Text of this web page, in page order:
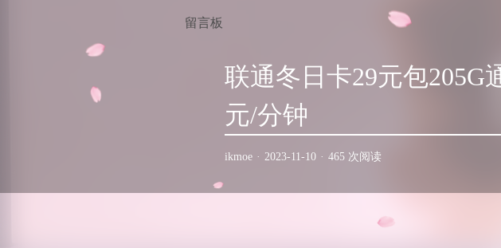
留言板
联通冬日卡29元包205G
元/分钟
ikmoe · 2023-11-10 · 465 次阅读